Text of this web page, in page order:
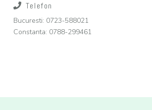
Telefon
Bucuresti: 0723-588021
Constanta: 0788-299461